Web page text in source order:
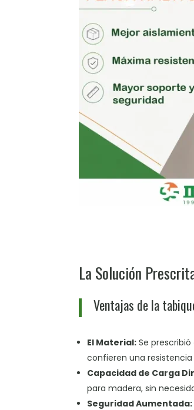
La Solución
Ventajas de la
El Material: Se
confieren una
Capacidad de Carga
para madera, sin
Seguridad Aumentada: